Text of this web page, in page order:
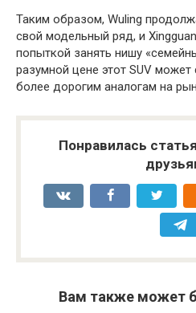
Таким образом, Wuling
свой модельный ряд, и
попыткой занять нишу
разумной цене этот SUV
более дорогим аналогам на
Понравилась
Вам также может